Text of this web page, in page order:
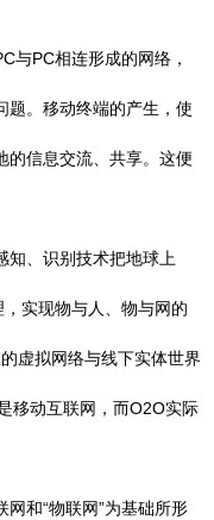
PC相连形成的网络，
题。移动终端的产生，使
的信息交流、共享。这便
、识别技术把地球上
实现物与人、物与网的
虚拟网络与线下实体世界
移动互联网，而O2O实际
和“物联网”为基础所形